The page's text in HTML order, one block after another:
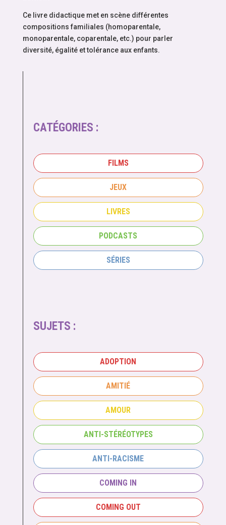
Ce livre didactique met en scène différentes
compositions familiales (homoparentale,
monoparentale, coparentale, etc.) pour parler
diversité, égalité et tolérance aux enfants.
CATÉGORIES :
FILMS
JEUX
LIVRES
PODCASTS
SÉRIES
SUJETS :
ADOPTION
AMITIÉ
AMOUR
ANTI-STÉRÉOTYPES
ANTI-RACISME
COMING IN
COMING OUT